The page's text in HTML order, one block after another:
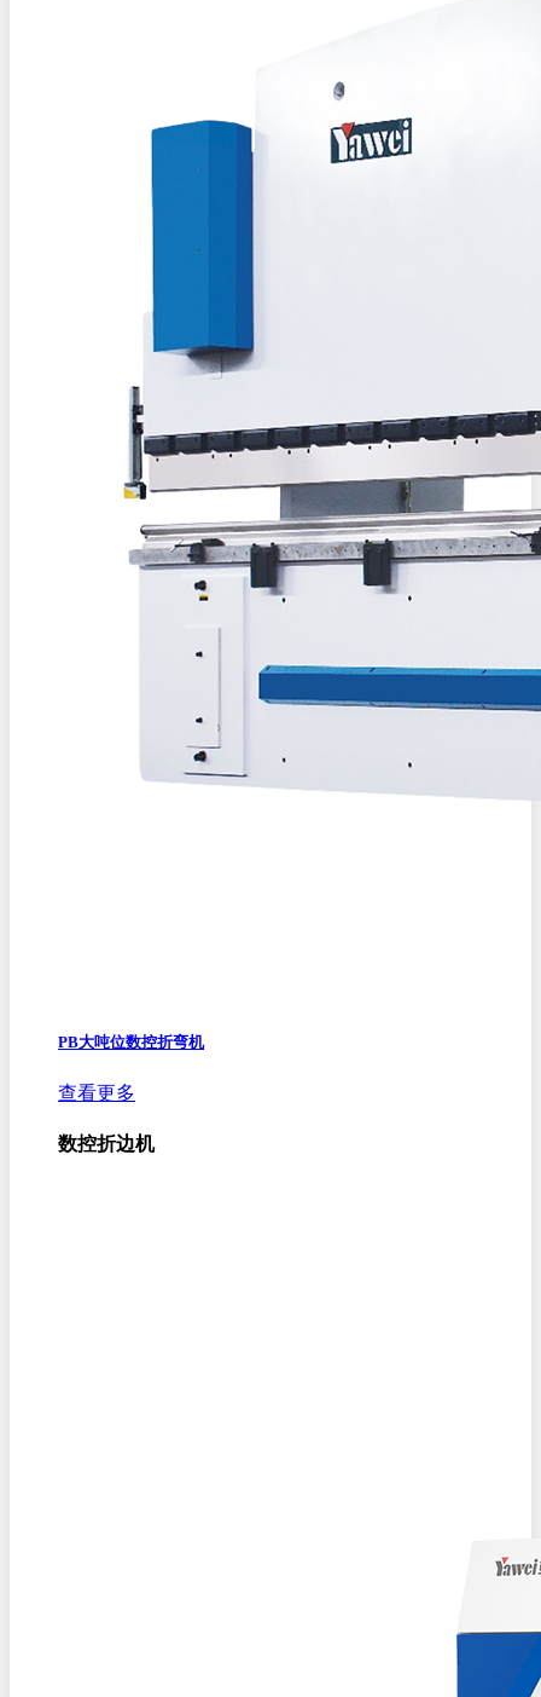
PB大吨位数控折弯机
查看更多
数控折边机